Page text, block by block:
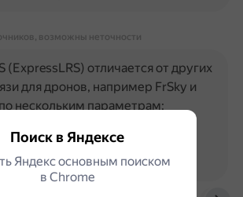
возможны неточности
(ExpressLRS) отличается от других
для дронов, например FrSky и
нескольким параметрам:
FrSky: основной частотой
2,4 ГГц, пакеты
Поиск в Яндексе
Яндекс основным поиском
в Сhrome